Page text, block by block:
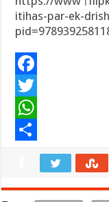
itihas-par-ek-
F
a
c
T
w
W